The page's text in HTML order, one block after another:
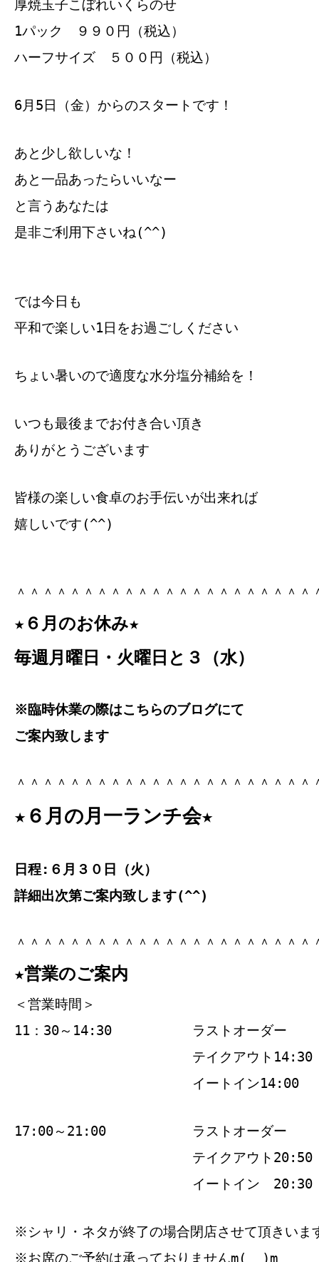
厚焼玉子こぼれいくらのせ
1パック ９９０円（税込）
ハーフサイズ ５００円（税込）
6月5日（金）からのスタートです！
あと少し欲しいな！
あと一品あったらいいなー
と言うあなたは
是非ご利用下さいね(^^)
では今日も
平和で楽しい1日をお過ごしください
ちょい暑いので適度な水分塩分補給を！
いつも最後までお付き合い頂き
ありがとうございます
皆様の楽しい食卓のお手伝いが出来れば
嬉しいです(^^)
＾＾＾＾＾＾＾＾＾＾＾＾＾＾＾＾＾＾＾＾＾
★６月のお休み★
毎週月曜日・火曜日と３（水）
※臨時休業の際はこちらのブログにて
ご案内致します
＾＾＾＾＾＾＾＾＾＾＾＾＾＾＾＾＾＾＾＾＾
★６月の月一ランチ会★
日程:６月３０日（火）
詳細出次第ご案内致します(^^)
＾＾＾＾＾＾＾＾＾＾＾＾＾＾＾＾＾＾＾＾＾
★営業のご案内
＜営業時間＞
11：30～14:30
ラストオーダー
テイクアウト14:30
イートイン14:00
17:00～21:00
ラストオーダー
テイクアウト20:50
イートイン 20:30
※シャリ・ネタが終了の場合閉店させて頂きいま
※お席のご予約は承っておりませんm(__)m